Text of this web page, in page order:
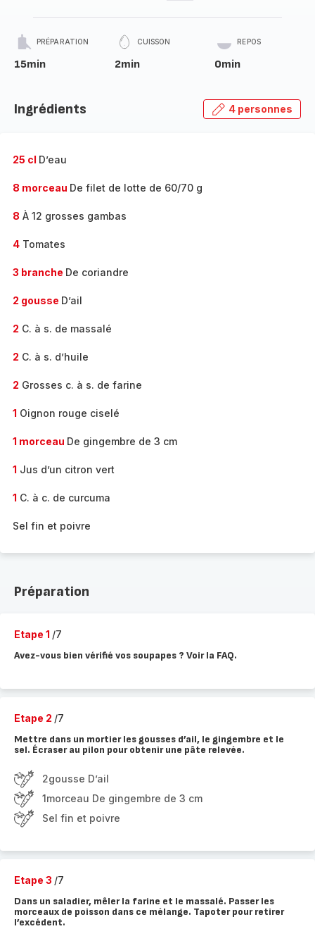
PRÉPARATION
15min
CUISSON
2min
REPOS
0min
Ingrédients 4 personnes
25 cl D’eau
8 morceau De filet de lotte de 60/70 g
8 À 12 grosses gambas
4 Tomates
3 branche De coriandre
2 gousse D’ail
2 C. à s. de massalé
2 C. à s. d’huile
2 Grosses c. à s. de farine
1 Oignon rouge ciselé
1 morceau De gingembre de 3 cm
1 Jus d’un citron vert
1 C. à c. de curcuma
Sel fin et poivre
Préparation
Etape 1 /7
Avez-vous bien vérifié vos soupapes ? Voir la FAQ.
Etape 2 /7
Mettre dans un mortier les gousses d’ail, le gingembre et le
sel. Écraser au pilon pour obtenir une pâte relevée.
2gousse D’ail
1morceau De gingembre de 3 cm
Sel fin et poivre
Etape 3 /7
Dans un saladier, mêler la farine et le massalé. Passer les
morceaux de poisson dans ce mélange. Tapoter pour retirer
l’excédent.